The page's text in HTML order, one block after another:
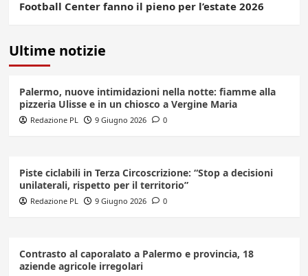
Football Center fanno il pieno per l’estate 2026
Ultime notizie
Palermo, nuove intimidazioni nella notte: fiamme alla
pizzeria Ulisse e in un chiosco a Vergine Maria
Redazione PL 9 Giugno 2026 0
Piste ciclabili in Terza Circoscrizione: “Stop a decisioni
unilaterali, rispetto per il territorio”
Redazione PL 9 Giugno 2026 0
Contrasto al caporalato a Palermo e provincia, 18
aziende agricole irregolari